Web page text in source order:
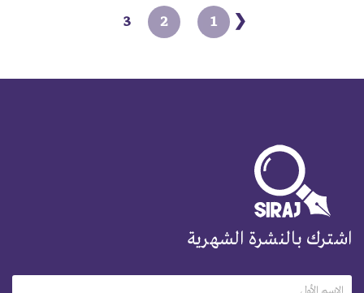
❮
1
2
3
اشترك بالنشرة الشهرية